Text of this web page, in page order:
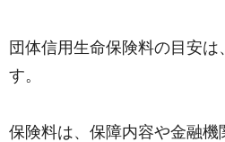
団体信用生命保険料の目安
す。
保険料は、保障内容や金融機